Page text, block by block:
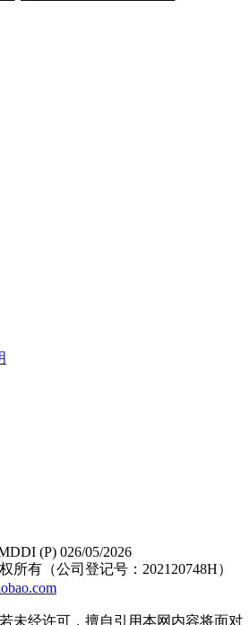
(P) 026/05/2026
所有（公司登记号：202120748H）
未经许可，擅自引用本网内容将面对